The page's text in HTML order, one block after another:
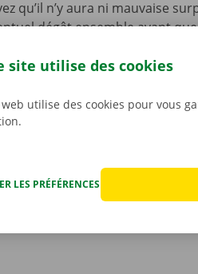
qu’il n’y aura ni mauvaise
dégât ensemble avant
sont notre priorité
disponible 24 h/24 et 7
site utilise des cookies
web utilise des cookies pour vous
LES PRÉFÉRENCES